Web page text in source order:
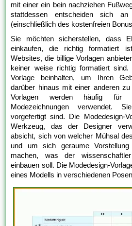
mit einer ein bein nachziehen
stattdessen entscheiden sich
(einschließlich des kostenfreien
Sie möchten sicherstellen, dass
einkaufen, die richtig formatiert
Websites, die billige Vorlagen
keiner weise richtig formatiert
Vorlage beinhalten, um Ihren
darüber hinaus mit einer anderen
Vorlagen werden häufig für
Modezeichnungen verwendet.
vorgefertigt sind. Die Modedesign-
Werkzeug, das der Designer
absicht, sich von welcher Mühsal
und um sich geraume Vorstellung
machen, was der
einbauen soll. Die Modedesign-
eines Modells in verschiedenen